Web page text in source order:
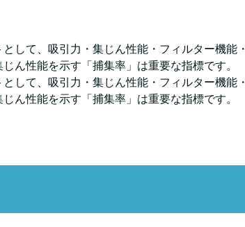
して、吸引力・集じん性能・フィルター機能・
ん性能を示す「捕集率」は重要な指標です。
して、吸引力・集じん性能・フィルター機能・
ん性能を示す「捕集率」は重要な指標です。